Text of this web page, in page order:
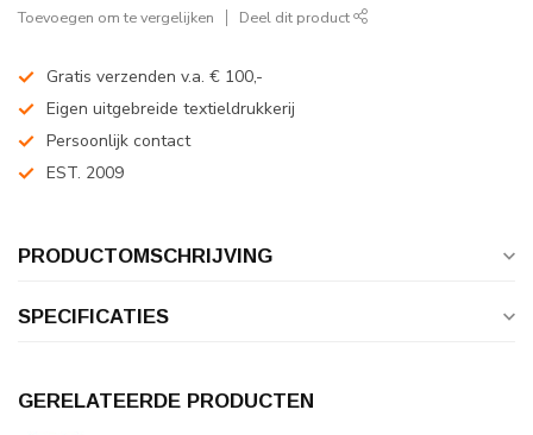
Toevoegen om te vergelijken Deel dit product
Gratis verzenden v.a. € 100,-
Eigen uitgebreide textieldrukkerij
Persoonlijk contact
EST. 2009
PRODUCTOMSCHRIJVING
SPECIFICATIES
GERELATEERDE PRODUCTEN